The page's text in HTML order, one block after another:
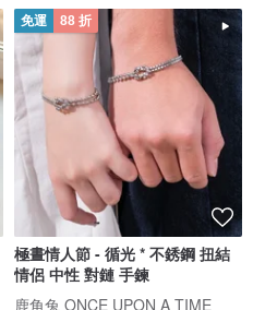
免運 88 折
極晝情人節 - 循光 * 不銹鋼 扭結
情侶 中性 對鏈 手鍊
鹿角兔 ONCE UPON A TIME